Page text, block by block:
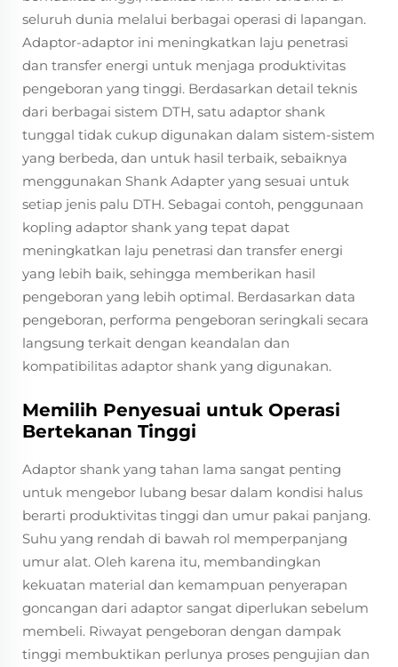
seluruh dunia melalui berbagai operasi di lapangan.
Adaptor-adaptor ini meningkatkan laju penetrasi
dan transfer energi untuk menjaga produktivitas
pengeboran yang tinggi. Berdasarkan detail teknis
dari berbagai sistem DTH, satu adaptor shank
tunggal tidak cukup digunakan dalam sistem-sistem
yang berbeda, dan untuk hasil terbaik, sebaiknya
menggunakan Shank Adapter yang sesuai untuk
setiap jenis palu DTH. Sebagai contoh, penggunaan
kopling adaptor shank yang tepat dapat
meningkatkan laju penetrasi dan transfer energi
yang lebih baik, sehingga memberikan hasil
pengeboran yang lebih optimal. Berdasarkan data
pengeboran, performa pengeboran seringkali secara
langsung terkait dengan keandalan dan
kompatibilitas adaptor shank yang digunakan.
Memilih Penyesuai untuk Operasi
Bertekanan Tinggi
Adaptor shank yang tahan lama sangat penting
untuk mengebor lubang besar dalam kondisi halus
berarti produktivitas tinggi dan umur pakai panjang.
Suhu yang rendah di bawah rol memperpanjang
umur alat. Oleh karena itu, membandingkan
kekuatan material dan kemampuan penyerapan
goncangan dari adaptor sangat diperlukan sebelum
membeli. Riwayat pengeboran dengan dampak
tinggi membuktikan perlunya proses pengujian dan